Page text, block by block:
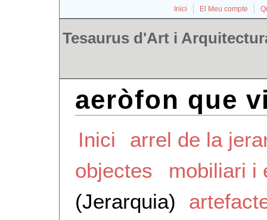
Inici El Meu compte
Tesaurus d'Art i
aeròfon que
Inici
arrel de la
objectes
mobiliari i
(Jerarquia)